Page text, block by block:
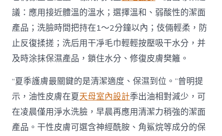
議：應用接近體溫的溫水；選擇溫和、弱酸性的潔面
產品；洗臉時間把持在1～2分鐘以內；伎倆輕柔，防
止反復揉搓；洗后用干凈毛巾輕輕按壓吸干水分，并
及時涂抹保濕產品，鎖住水分、修復皮膚樊籬。
“夏季護膚最關鍵的是清潔適度、保濕到位。”曾明提
示，油性皮膚在夏天母室內設計季出油相對減少，可
在凌晨僅用淨水洗臉，早晨再應用清潔力稍強的潔面
產品。干性皮膚可選含神經酰胺、角鯊烷等成分的保